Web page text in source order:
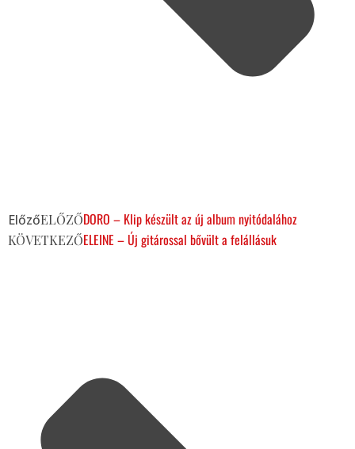
ElőzőELŐZŐDORO – Klip készült az új album nyitódalához
KÖVETKEZŐELEINE – Új gitárossal bővült a felállásuk